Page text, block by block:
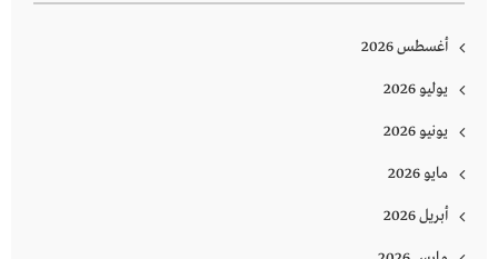
أغسطس 2026
يوليو 2026
يونيو 2026
مايو 2026
أبريل 2026